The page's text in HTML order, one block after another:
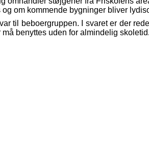
om kommende bygninger bliver
til beboergruppen. I svaret er der
benyttes uden for almindelig skoletid.